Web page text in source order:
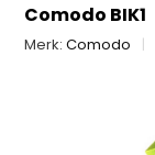
Comodo BIK1
Merk:Comodo